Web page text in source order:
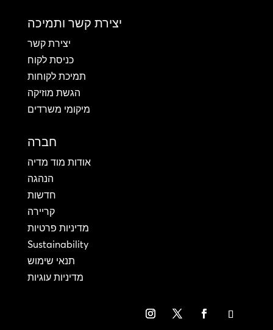
יצירת קשר ותמיכה
יצירת קשר
כניסת לקוח
תמיכת לקוחות
הגשת מוזיקה
מיקומי משרדים
חברה
אודות מוד מדיה
הנהגה
חדשות
קריירה
מדיניות פרטיות
Sustainability
תנאי שימוש
מדיניות עוגיות